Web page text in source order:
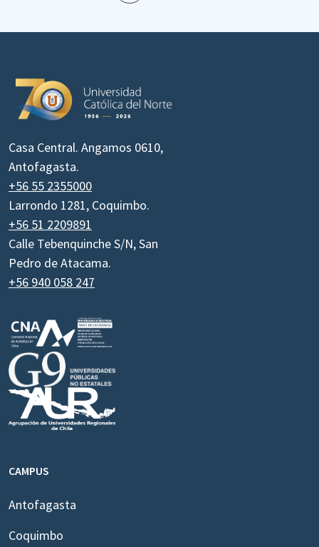
Casa Central. Angamos 0610,
Antofagasta.
+56 55 2355000
Larrondo 1281, Coquimbo.
+56 51 2209891
Calle Tebenquinche S/N, San
Pedro de Atacama.
+56 940 058 247
CAMPUS
Antofagasta
Coquimbo